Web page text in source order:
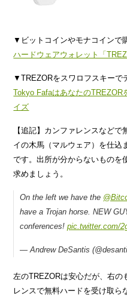
▼ビットコインやモナコインで
ハードウェアウォレット「
▼TREZORをスワロフスキーで
Tokyo FafaはあなたのTREZOR
イズ
【追記】カンファレンスなど
イの木馬（マルウェア）を仕込
です。出所が分からないものを
求めましょう。
On the left we have the
have a Trojan horse. NEW
conferences!pic.twitter.com/
— Andrew DeSantis
左のTREZORは安心だが、右の
レンスで無料ハードを受け取ら